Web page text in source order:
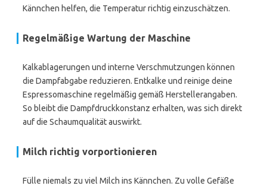
Kännchen helfen, die Temperatur richtig einzuschätzen.
Regelmäßige Wartung der Maschine
Kalkablagerungen und interne Verschmutzungen können
die Dampfabgabe reduzieren. Entkalke und reinige deine
Espressomaschine regelmäßig gemäß Herstellerangaben.
So bleibt die Dampfdruckkonstanz erhalten, was sich direkt
auf die Schaumqualität auswirkt.
Milch richtig vorportionieren
Fülle niemals zu viel Milch ins Kännchen. Zu volle Gefäße